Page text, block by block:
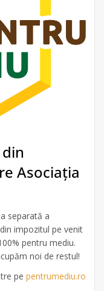
Asociația
separată a
impozitul pe venit
pentru mediu.
noi de restul!
pe pentrumediu.ro